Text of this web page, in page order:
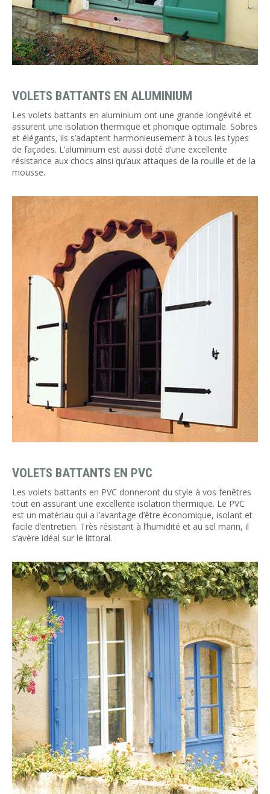
VOLETS BATTANTS EN ALUMINIUM
Les volets battants en aluminium ont une grande longévité et
assurent une isolation thermique et phonique optimale. Sobres
et élégants, ils s’adaptent harmonieusement à tous les types
de façades. L’aluminium est aussi doté d’une excellente
résistance aux chocs ainsi qu’aux attaques de la rouille et de la
mousse.
VOLETS BATTANTS EN PVC
Les volets battants en PVC donneront du style à vos fenêtres
tout en assurant une excellente isolation thermique. Le PVC
est un matériau qui a l’avantage d’être économique, isolant et
facile d’entretien. Très résistant à l’humidité et au sel marin, il
s’avère idéal sur le littoral.